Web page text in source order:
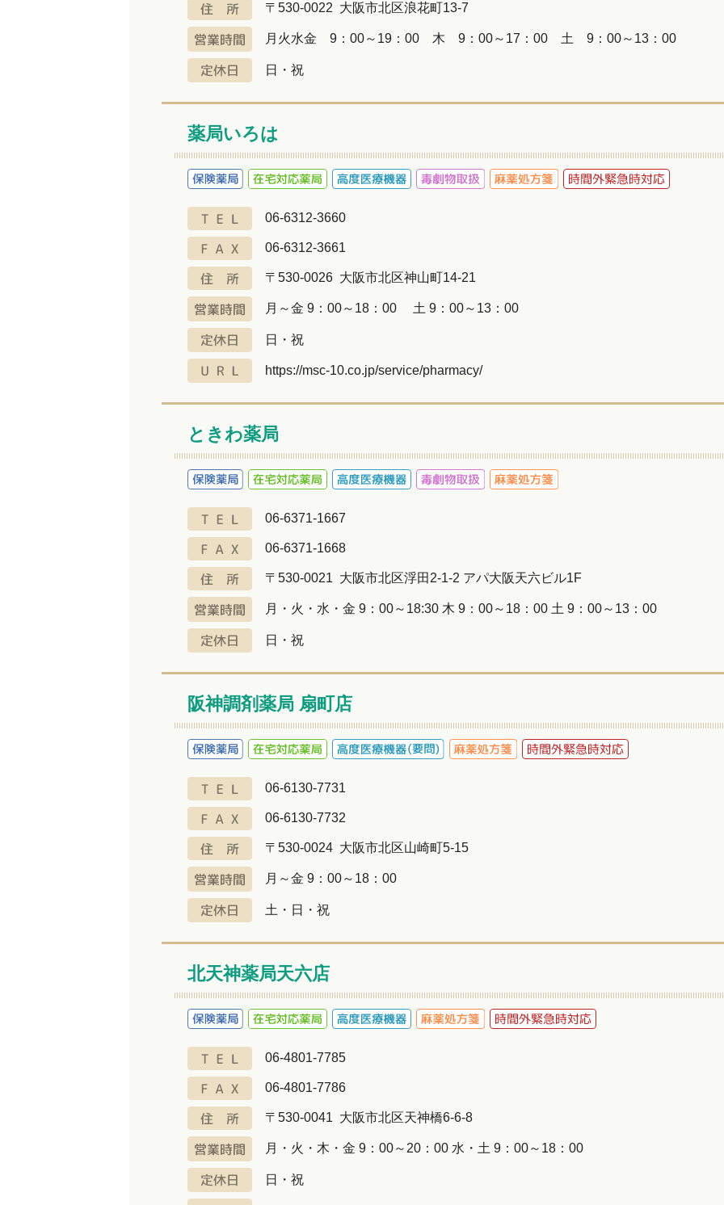
〒530-0022 大阪市北区浪花町13-7
月火水金 9：00～19：00 木 9：00～17：00 土 9：00～13：00
日・祝
薬局いろは
06-6312-3660
06-6312-3661
〒530-0026 大阪市北区神山町14-21
月～金 9：00～18：00 土 9：00～13：00
日・祝
https://msc-10.co.jp/service/pharmacy/
ときわ薬局
06-6371-1667
06-6371-1668
〒530-0021 大阪市北区浮田2-1-2 アパ大阪天六ビル1F
月・火・水・金 9：00～18:30 木 9：00～18：00 土 9：00～13：00
日・祝
阪神調剤薬局 扇町店
06-6130-7731
06-6130-7732
〒530-0024 大阪市北区山崎町5-15
月～金 9：00～18：00
土・日・祝
北天神薬局天六店
06-4801-7785
06-4801-7786
〒530-0041 大阪市北区天神橋6-6-8
月・火・木・金 9：00～20：00 水・土 9：00～18：00
日・祝